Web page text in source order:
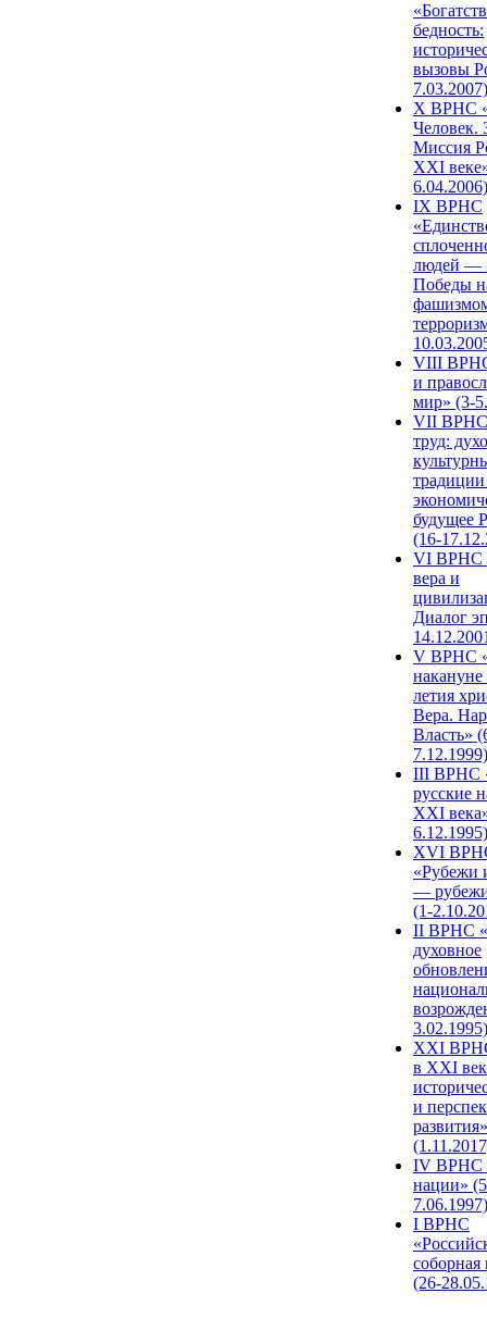
бедность:
вызовы
7.03.2007)
X ВРНС
Человек.
Миссия
XXI
6.04.2006)
IX ВРНС
людей —
Победы
VIII
и
мир» (3-
VII ВРНС
труд:
будущее
(16-
VI ВРНС
вера и
Диалог
V ВРНС
накануне
летия
Вера.
Власть»
7.12.1999)
III ВРНС
русские
XXI
6.12.1995)
XVI
«Рубежи
—
(1-
II ВРНС
духовное
3.02.1995)
XХI
в XXI
и
развития»
IV ВРНС
нации»
7.06.1997)
I ВРНС
(26-